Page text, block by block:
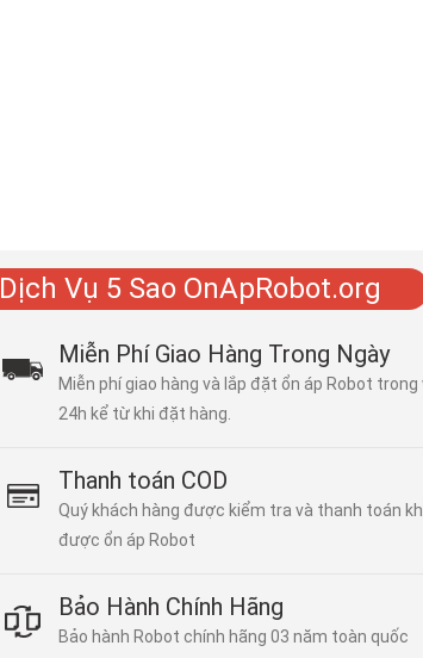
🌟 Điện máy Hà Minh Cường - Nhà
Đăng bởiMinh Phương| 23/03/2026
⚡ 1 pha: cho gia đình, văn phòng,
bảo vệ thiết bị điện khỏi hư hỏng do
Ổn Áp Robot Chính Hãng - Phân Phối
áp đầu ra 220V/380V, phù hợp cả
dụng biến áp dây đồng lõi silic đẳng
Dịch Vụ 5 Sao OnApRobot.org
Miễn Phí Giao Hàng Trong Ngày
Miễn phí giao hàng và lắp đặt ổn áp Robot trong
24h kể từ khi đặt hàng.
Thanh toán COD
Quý khách hàng được kiểm tra và thanh toán
được ổn áp Robot
Bảo Hành Chính Hãng
Bảo hành Robot chính hãng 03 năm toàn quốc